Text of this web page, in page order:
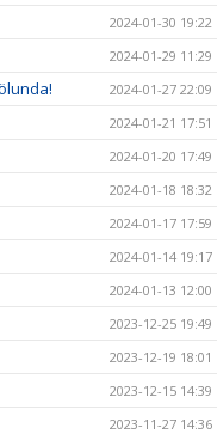
2024-01-30 19:22
2024-01-29 11:29
2024-01-27 22:09
2024-01-21 17:51
2024-01-20 17:49
2024-01-18 18:32
2024-01-17 17:59
2024-01-14 19:17
2024-01-13 12:00
2023-12-25 19:49
2023-12-19 18:01
2023-12-15 14:39
2023-11-27 14:36